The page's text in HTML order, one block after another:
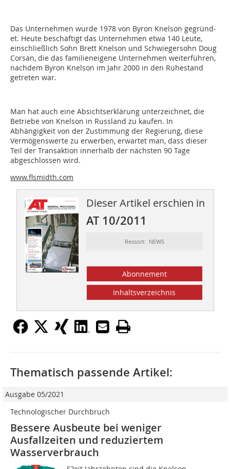
Das Unternehmen wurde 1978 von Byron Knelson gegründ­
et. Heute beschäftigt das Unternehmen etwa 140 Leute,
einschließlich Sohn Brett Knelson und Schwiegersohn Doug
Corsan, die das familieneigene Unternehmen weiterführen,
nachdem Byron Knelson im Jahr 2000 in den Ruhestand
getreten war.
Man hat auch eine Absichtserklärung unterzeichnet, die
Betriebe von Knelson in Russland zu kaufen. In
Abhängigkeit von der Zustimmung der Regierung, diese
Vermögenswerte zu erwerben, erwartet man, dass dieser
Teil der Transaktion innerhalb der nächsten 90 Tage
abgeschlossen wird.
www.flsmidth.com
Dieser Artikel erschien in
AT 10/2011
Ressort: NEWS
Abonnement
Inhaltsverzeichnis
Thematisch passende Artikel:
Ausgabe 05/2021
Technologischer Durchbruch
Bessere Ausbeute bei weniger
Ausfallzeiten und reduziertem
Wasserverbrauch